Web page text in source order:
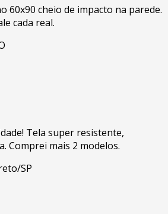
60x90 cheio de impacto na parede.
cada real.
Tela super resistente,
Comprei mais 2 modelos.
SP